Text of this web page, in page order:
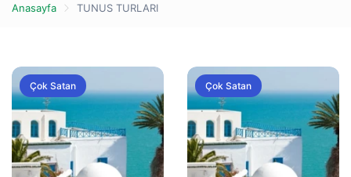
Anasayfa TUNUS TURLARI
Çok Satan Çok Satan